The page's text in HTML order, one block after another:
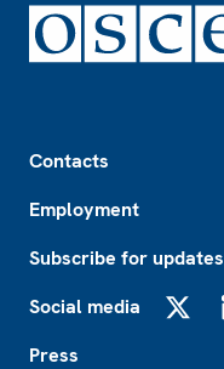
Contacts
Employment
Subscribe for updates
Social media
Press